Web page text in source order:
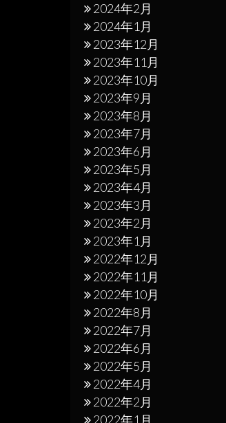
2024年2月
2024年1月
2023年12月
2023年11月
2023年10月
2023年9月
2023年8月
2023年7月
2023年6月
2023年5月
2023年4月
2023年3月
2023年2月
2023年1月
2022年12月
2022年11月
2022年10月
2022年8月
2022年7月
2022年6月
2022年5月
2022年4月
2022年2月
2022年1月